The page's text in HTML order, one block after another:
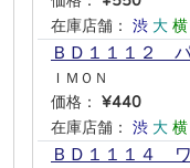
在庫店舗： 渋 大 横
ＢＤ１１１２
ＩＭＯＮ
価格： ¥440
在庫店舗： 渋 大 横
ＢＤ１１１４